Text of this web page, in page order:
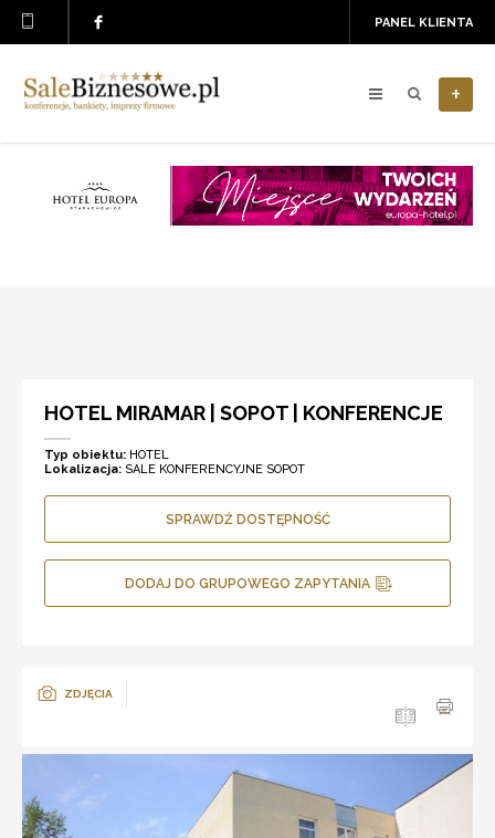
PANEL KLIENTA
+
HOTEL MIRAMAR | SOPOT | KONFERENCJE
Typ obiektu: HOTEL
Lokalizacja: SALE KONFERENCYJNE SOPOT
SPRAWDŹ DOSTĘPNOŚĆ
DODAJ DO GRUPOWEGO ZAPYTANIA
ZDJĘCIA